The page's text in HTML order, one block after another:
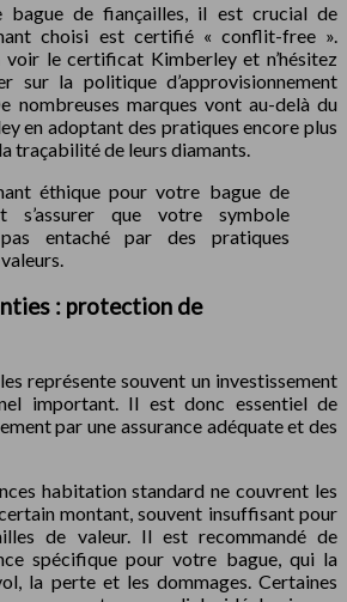
bague de fiançailles, il est crucial de
choisi est certifié « conflit-free ».
voir le certificat Kimberley et n’hésitez
sur la politique d’approvisionnement
nombreuses marques vont au-delà du
en adoptant des pratiques encore plus
traçabilité de leurs diamants.
éthique pour votre bague de
s’assurer que votre symbole
pas entaché par des pratiques
: protection de
représente souvent un investissement
important. Il est donc essentiel de
par une assurance adéquate et des
habitation standard ne couvrent les
montant, souvent insuffisant pour
de valeur. Il est recommandé de
spécifique pour votre bague, qui la
la perte et les dommages. Certaines